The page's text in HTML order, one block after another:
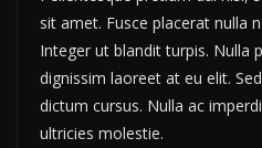
sit amet. Fusce placerat nulla
Integer ut blandit turpis. Nulla
dignissim laoreet at eu elit.
dictum cursus. Nulla ac
ultricies molestie.